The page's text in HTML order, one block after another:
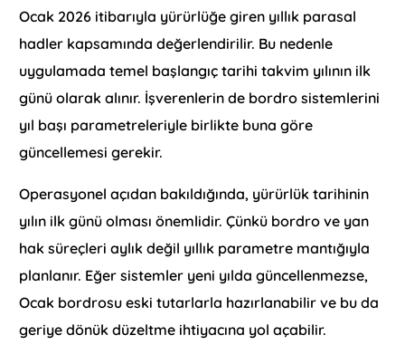
Ocak 2026 itibarıyla yürürlüğe giren yıllık parasal
hadler kapsamında değerlendirilir. Bu nedenle
uygulamada temel başlangıç tarihi takvim yılının ilk
günü olarak alınır. İşverenlerin de bordro sistemlerini
yıl başı parametreleriyle birlikte buna göre
güncellemesi gerekir.
Operasyonel açıdan bakıldığında, yürürlük tarihinin
yılın ilk günü olması önemlidir. Çünkü bordro ve yan
hak süreçleri aylık değil yıllık parametre mantığıyla
planlanır. Eğer sistemler yeni yılda güncellenmezse,
Ocak bordrosu eski tutarlarla hazırlanabilir ve bu da
geriye dönük düzeltme ihtiyacına yol açabilir.